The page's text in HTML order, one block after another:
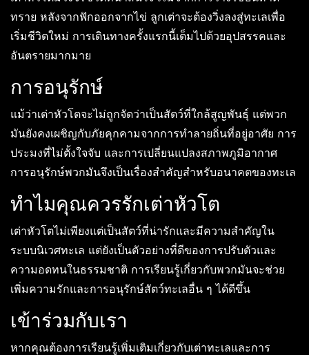
ทราย หลังจากฟักออกจากไข่ ลูกเต่าจะต้องวิ่งลงสู่ทะเลเพื่อ
เริ่มชีวิตใหม่ การเดินทางครั้งแรกนี้เต็มไปด้วยอุปสรรคและ
อันตรายมากมาย
การอนุรักษ์
แม้ว่าเต่าหัวโตจะไม่ถูกจัดว่าเป็นสัตว์ที่ใกล้สูญพันธุ์ แต่พวก
มันยังคงเผชิญกับภัยคุกคามจากการทำลายถิ่นที่อยู่อาศัย การ
ประมงที่ไม่ตั้งใจจับ และการเปลี่ยนแปลงสภาพภูมิอากาศ
การอนุรักษ์พวกมันจึงเป็นเรื่องสำคัญสำหรับอนาคตของทะเล
ทำไมคุณควรรักเต่าหัวโต
เต่าหัวโตไม่เพียงแต่เป็นสัตว์ที่น่ารักและมีความสำคัญใน
ระบบนิเวศทะเล แต่ยังเป็นตัวอย่างที่ดีของการปรับตัวและ
ความอดทนในธรรมชาติ การเรียนรู้เกี่ยวกับพวกมันจะช่วย
เพิ่มความรักและการอนุรักษ์สัตว์ทะเลอื่น ๆ ได้ดีขึ้น
เข้าร่วมกับเรา
หากคุณต้องการเรียนรู้เพิ่มเติมเกี่ยวกับเต่าทะเลและการ